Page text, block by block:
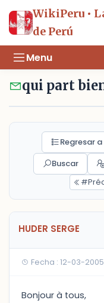
WikiPeru •
de Perú
Menu
qui part
Regresar
Buscar
HUDER SERGE
Fecha : 12-03-
Bonjour à tous,